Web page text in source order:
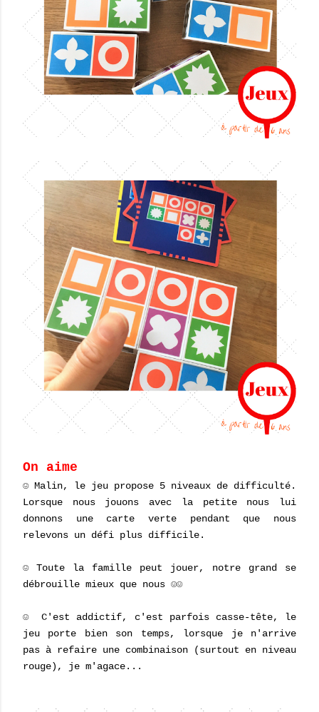
On aime
☺ Malin, le jeu propose 5 niveaux de difficulté.
Lorsque nous jouons avec la petite nous lui
donnons une carte verte pendant que nous
relevons un défi plus difficile.
☺ Toute la famille peut jouer, notre grand se
débrouille mieux que nous ☺☺
☺ C'est addictif, c'est parfois casse-tête, le
jeu porte bien son temps, lorsque je n'arrive
pas à refaire une combinaison (surtout en niveau
rouge), je m'agace...